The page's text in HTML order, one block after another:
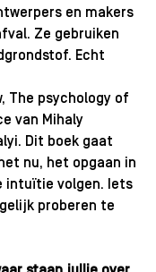
en makers
Ze gebruiken
Echt
The psychology of
van Mihaly
Dit boek gaat
nu, het opgaan in
intuïtie volgen. Iets
proberen te